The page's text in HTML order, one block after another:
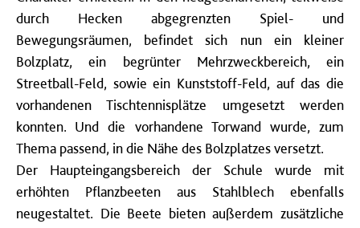
durch Hecken abgegrenzten Spiel- und
Bewegungsräumen, befindet sich nun ein kleiner
Bolzplatz, ein begrünter Mehrzweckbereich, ein
Streetball-Feld, sowie ein Kunststoff-Feld, auf das die
vorhandenen Tischtennisplätze umgesetzt werden
konnten. Und die vorhandene Torwand wurde, zum
Thema passend, in die Nähe des Bolzplatzes versetzt.
Der Haupteingangsbereich der Schule wurde mit
erhöhten Pflanzbeeten aus Stahlblech ebenfalls
neugestaltet. Die Beete bieten außerdem zusätzliche